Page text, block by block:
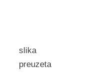
slika
preuzeta